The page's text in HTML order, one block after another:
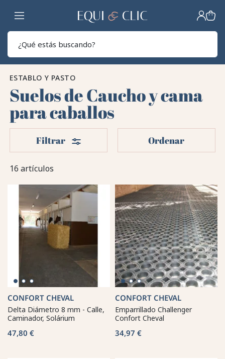
Hogar
ESTABLO Y PASTO
Suelos de Caucho y cama
para caballos
16 artículos
Filtrar Filtros Ordenar
CONFORT CHEVAL
Delta Diámetro 8 mm - Calle,
Caminador, Solárium
47,80 €
CONFORT CHEVAL
Emparrillado Challenger
Confort Cheval
34,97 €